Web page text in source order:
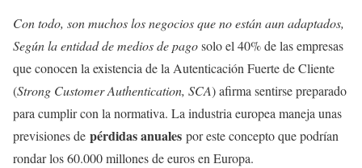
Con todo, son muchos los negocios que no están aun adaptados,
Según la entidad de medios de pagosolo el 40% de las empresas
que conocen la existencia de la Autenticación Fuerte de Cliente
(Strong Customer Authentication, SCA) afirma sentirse preparado
para cumplir con la normativa. La industria europea maneja unas
previsiones de pérdidas anuales por este concepto que podrían
rondar los 60.000 millones de euros en Europa.